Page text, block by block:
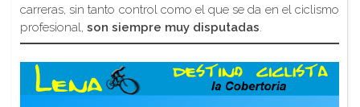
carreras, sin tanto control como el que se da en el ciclismo
profesional, son siempre muy disputadas.